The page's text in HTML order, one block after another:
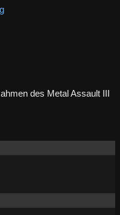
des Metal Assault III